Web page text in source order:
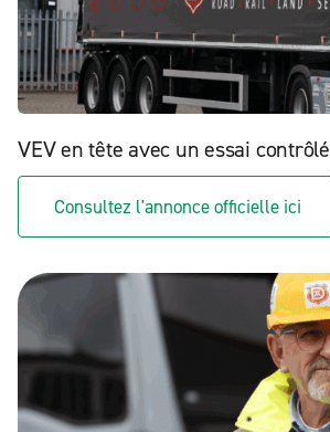
VEV en tête avec un essai contrôlé
Consultez l'annonce officielle ici